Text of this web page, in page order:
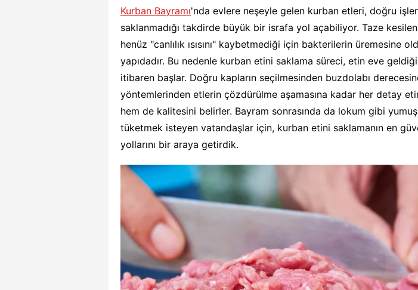
Kurban Bayramı'nda evlere neşeyle gelen kurban etleri, doğru
saklanmadığı takdirde büyük bir israfa yol açabiliyor. Taze
henüz "canlılık ısısını" kaybetmediği için bakterilerin üremesine
yapıdadır. Bu nedenle kurban etini saklama süreci, etin eve
itibaren başlar. Doğru kapların seçilmesinden buzdolabı
yöntemlerinden etlerin çözdürülme aşamasına kadar her detay
hem de kalitesini belirler. Bayram sonrasında da lokum gibi
tüketmek isteyen vatandaşlar için, kurban etini saklamanın en
yollarını bir araya getirdik.